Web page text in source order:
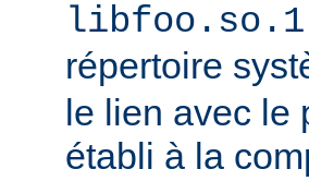
répertoire
le lien avec le
établi à la